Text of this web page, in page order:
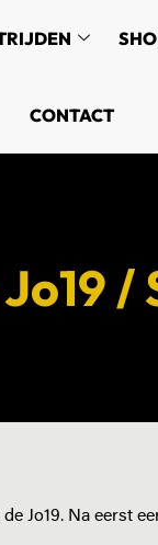
CONTACT
/
Jo19. Na eerst